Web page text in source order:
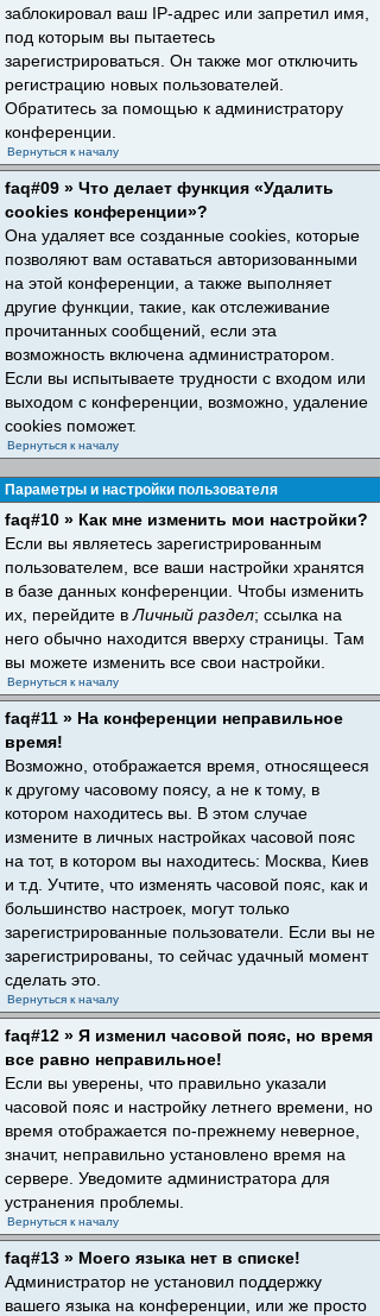
заблокировал ваш IP-адрес или запретил имя,
под которым вы пытаетесь
зарегистрироваться. Он также мог отключить
регистрацию новых пользователей.
Обратитесь за помощью к администратору
конференции.
Вернуться к началу
faq#09 » Что делает функция «Удалить
cookies конференции»?
Она удаляет все созданные cookies, которые
позволяют вам оставаться авторизованными
на этой конференции, а также выполняет
другие функции, такие, как отслеживание
прочитанных сообщений, если эта
возможность включена администратором.
Если вы испытываете трудности с входом или
выходом с конференции, возможно, удаление
cookies поможет.
Вернуться к началу
Параметры и настройки пользователя
faq#10 » Как мне изменить мои настройки?
Если вы являетесь зарегистрированным
пользователем, все ваши настройки хранятся
в базе данных конференции. Чтобы изменить
их, перейдите в Личный раздел; ссылка на
него обычно находится вверху страницы. Там
вы можете изменить все свои настройки.
Вернуться к началу
faq#11 » На конференции неправильное
время!
Возможно, отображается время, относящееся
к другому часовому поясу, а не к тому, в
котором находитесь вы. В этом случае
измените в личных настройках часовой пояс
на тот, в котором вы находитесь: Москва, Киев
и т.д. Учтите, что изменять часовой пояс, как и
большинство настроек, могут только
зарегистрированные пользователи. Если вы не
зарегистрированы, то сейчас удачный момент
сделать это.
Вернуться к началу
faq#12 » Я изменил часовой пояс, но время
все равно неправильное!
Если вы уверены, что правильно указали
часовой пояс и настройку летнего времени, но
время отображается по-прежнему неверное,
значит, неправильно установлено время на
сервере. Уведомите администратора для
устранения проблемы.
Вернуться к началу
faq#13 » Моего языка нет в списке!
Администратор не установил поддержку
вашего языка на конференции, или же просто